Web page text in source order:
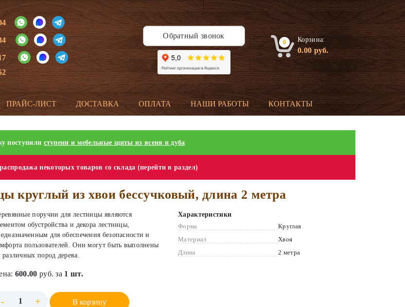
Обратный звонок
0 Корзина:
0.00руб.
ПРАЙС-ЛИСТ ДОСТАВКА ОПЛАТА НАШИ РАБОТЫ КОНТАКТЫ
поступили ступени и мебельные щиты из ясеня и дуба
некоторых товаров со склада (перейти в раздел)
круглый из хвои бессучковый, длина 2 метра
поручни для лестницы являются
обустройства и декора лестницы,
для обеспечения безопасности и
пользователей. Они могут быть выполнены
различных пород дерева.
600.00 руб. за 1 шт.
- + В корзину
Характеристики
Форма
Круглая
Материал
Хвоя
Длина
2 метра